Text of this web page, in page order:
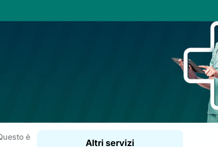
è
Altri servizi